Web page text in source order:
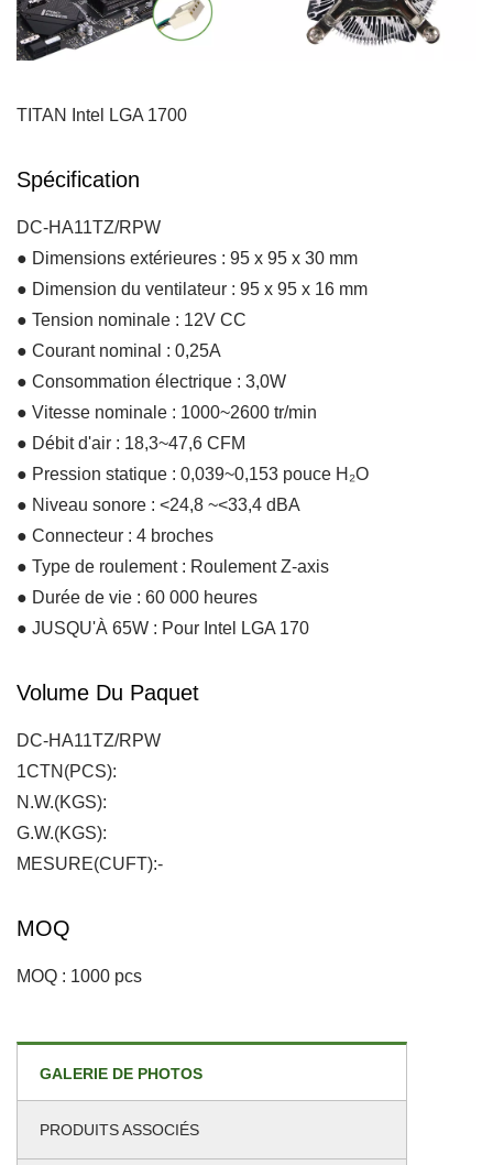
TITAN Intel LGA 1700
Spécification
DC-HA11TZ/RPW
● Dimensions extérieures : 95 x 95 x 30 mm
● Dimension du ventilateur : 95 x 95 x 16 mm
● Tension nominale : 12V CC
● Courant nominal : 0,25A
● Consommation électrique : 3,0W
● Vitesse nominale : 1000~2600 tr/min
● Débit d'air : 18,3~47,6 CFM
● Pression statique : 0,039~0,153 pouce H₂O
● Niveau sonore : <24,8 ~<33,4 dBA
● Connecteur : 4 broches
● Type de roulement : Roulement Z-axis
● Durée de vie : 60 000 heures
● JUSQU'À 65W : Pour Intel LGA 170
Volume Du Paquet
DC-HA11TZ/RPW
1CTN(PCS):
N.W.(KGS):
G.W.(KGS):
MESURE(CUFT):-
MOQ
MOQ : 1000 pcs
GALERIE DE PHOTOS
PRODUITS ASSOCIÉS